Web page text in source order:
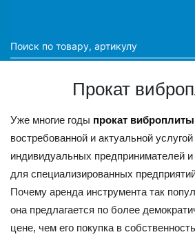
Прокат
Уже многие годы прокат виброплиты
востребованной и актуальной
индивидуальных предпринимателей
для специализированных
Почему аренда инструмента так
она предлагается по более
цене, чем его покупка в